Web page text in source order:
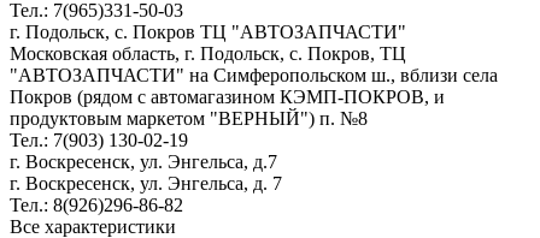
Тел.: 7(965)331-50-03
г. Подольск, c. Покров ТЦ "АВТОЗАПЧАСТИ"
Московская область, г. Подольск, c. Покров, ТЦ
"АВТОЗАПЧАСТИ" на Симферопольском ш., вблизи села
Покров (рядом с автомагазином КЭМП-ПОКРОВ, и
продуктовым маркетом "ВЕРНЫЙ") п. №8
Тел.: 7(903) 130-02-19
г. Воскресенск, ул. Энгельса, д.7
г. Воскресенск, ул. Энгельса, д. 7
Тел.: 8(926)296-86-82
Все характеристики